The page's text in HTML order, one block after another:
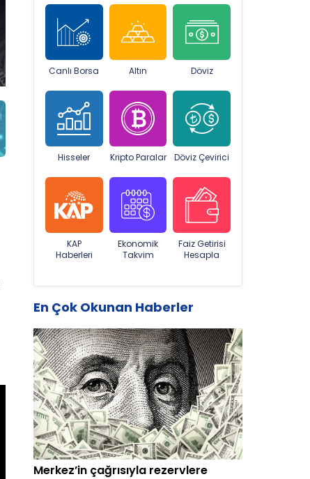
Canlı Borsa Altın Döviz
Hisseler Kripto Paralar Döviz Çevirici
KAP
Haberleri
Ekonomik
Takvim
Faiz Getirisi
Hesapla
En Çok Okunan Haberler
Merkez’in çağrısıyla rezervlere